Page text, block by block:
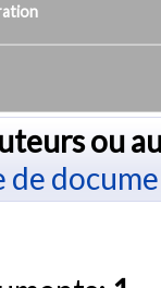
ou
de